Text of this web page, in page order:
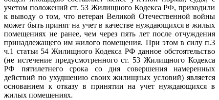
учетом положений ст. 53 Жилищного Кодекса РФ, приходили
к выводу о том, что ветеран Великой Отечественной войны
может быть принят на учет в качестве нуждающихся в жилых
помещениях не ранее, чем через пять лет после отчуждения
принадлежащего им жилого помещения. При этом в силу п.3
ч.1 статьи 54 Жилищного Кодекса РФ данное обстоятельство
(не истечение предусмотренного ст. 53 Жилищного Кодекса
РФ пятилетнего срока со дня совершения намеренных
действий по ухудшению своих жилищных условий) является
основанием к отказу в принятии на учет нуждающихся в
жилых помещениях.